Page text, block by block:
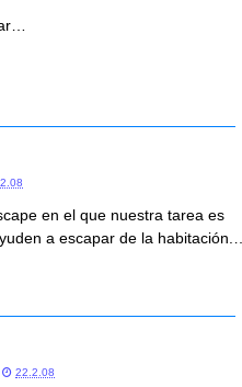
en el que nuestra tarea es
a escapar de la habitación.…
22.2.08